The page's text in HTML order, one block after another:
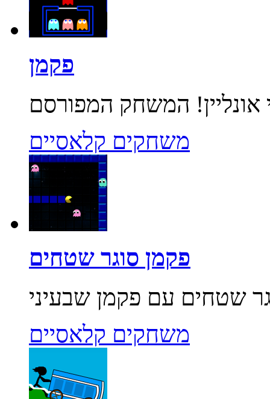
פקמן
משחקים קלאסיים
פקמן סוגר שטחים
משחקים קלאסיים